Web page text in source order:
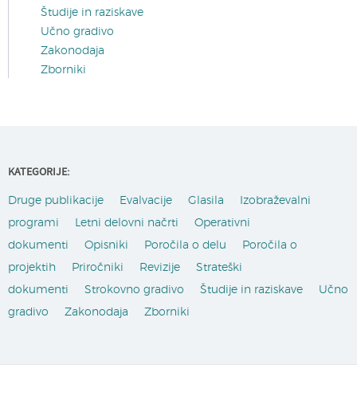
Študije in raziskave
Učno gradivo
Zakonodaja
Zborniki
KATEGORIJE:
Druge publikacije Evalvacije Glasila
Izobraževalni
programi
Letni delovni načrti
Operativni
dokumenti
Opisniki Poročila o delu
Poročila o
projektih
Priročniki Revizije
Strateški
dokumenti
Strokovno gradivo Študije in raziskave
Učno
gradivo
Zakonodaja Zborniki